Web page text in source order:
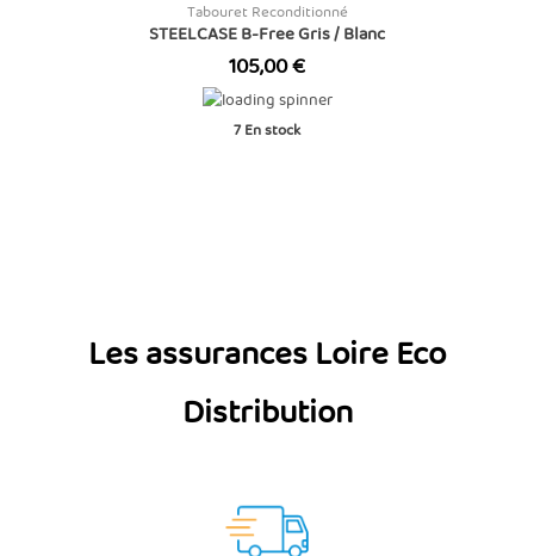
Tabouret Reconditionné
STEELCASE B-Free Gris / Blanc
Prix
105,00 €
7En stock
Les assurances Loire Eco
Distribution